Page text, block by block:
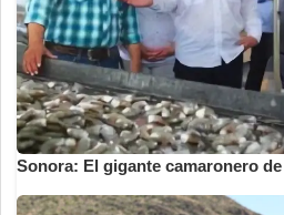
Sonora: El gigante camaronero